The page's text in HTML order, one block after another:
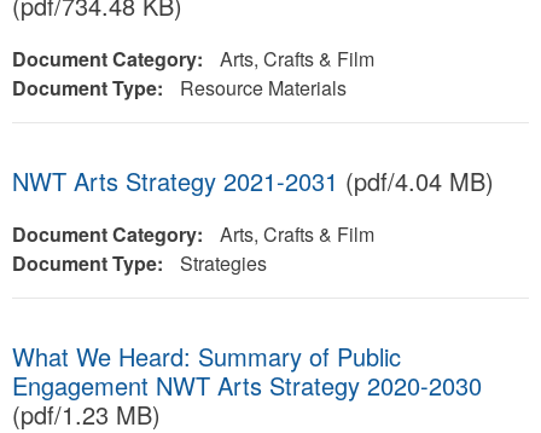
Document Category:
Arts, Crafts & Film
Document Type:
Resource Materials
NWT Arts Strategy 2021-2031 (pdf/4.04 MB)
Document Category:
Arts, Crafts & Film
Document Type:
Strategies
What We Heard: Summary of Public
Engagement NWT Arts Strategy 2020-2030
(pdf/1.23 MB)